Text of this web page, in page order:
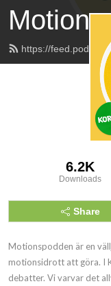
https://
6.2K
Downloads
Share
Motionspodden är en
motionsidrott att göra. I
debatter. Vi varvar det